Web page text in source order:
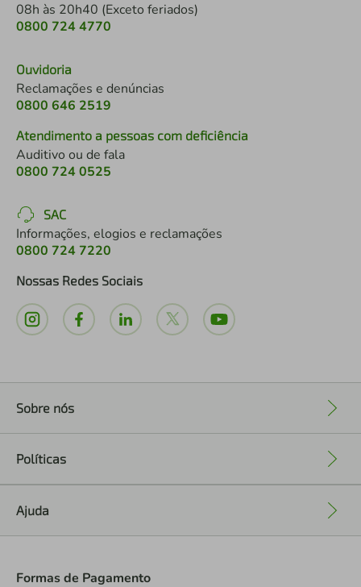
08h às 20h40 (Exceto feriados)
0800 724 4770
Ouvidoria
Reclamações e denúncias
0800 646 2519
Atendimento a pessoas com deficiência
Auditivo ou de fala
0800 724 0525
SAC
Informações, elogios e reclamações
0800 724 7220
Nossas Redes Sociais
Sobre nós
Políticas
Ajuda
Formas de Pagamento